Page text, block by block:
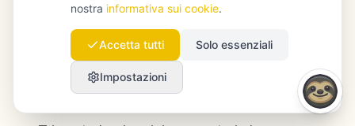
micro-ottimizzazioni contenuti
Mensile: nuove pagine di confronto, sprint
autorevolezza, pulizia tecnica
nostra informativa sui cookie.
Accetta tutti Solo essenziali
Impostazioni